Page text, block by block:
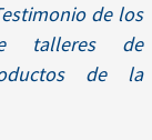
de los
talleres de
de la